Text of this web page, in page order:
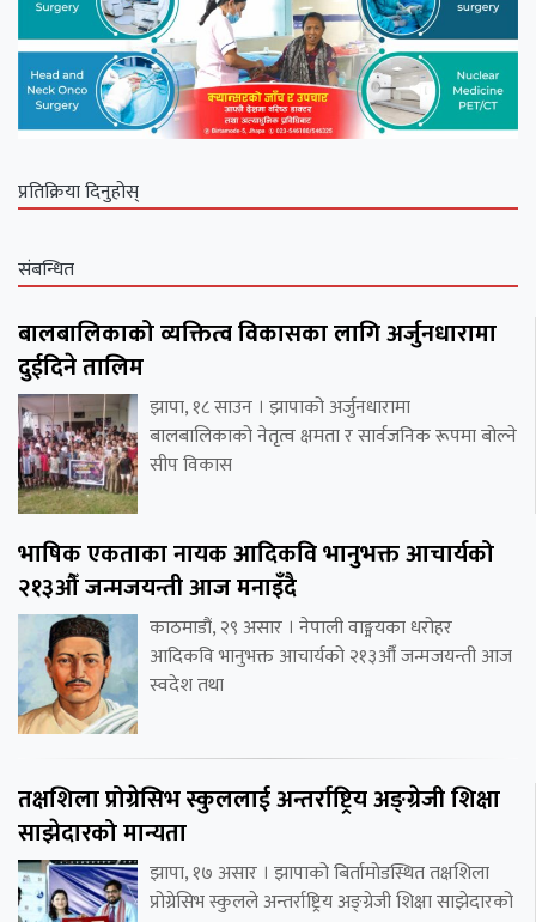
प्रतिक्रिया दिनुहोस्
संबन्धित
बालबालिकाको व्यक्तित्व विकासका लागि अर्जुनधारामा
दुईदिने तालिम
झापा, १८ साउन । झापाको अर्जुनधारामा
बालबालिकाको नेतृत्व क्षमता र सार्वजनिक रूपमा बोल्ने
सीप विकास
भाषिक एकताका नायक आदिकवि भानुभक्त आचार्यको
२१३औँ जन्मजयन्ती आज मनाइँदै
काठमाडौं, २९ असार । नेपाली वाङ्मयका धरोहर
आदिकवि भानुभक्त आचार्यको २१३औँ जन्मजयन्ती आज
स्वदेश तथा
तक्षशिला प्रोग्रेसिभ स्कुललाई अन्तर्राष्ट्रिय अङ्ग्रेजी शिक्षा
साझेदारको मान्यता
झापा, १७ असार । झापाको बिर्तामोडस्थित तक्षशिला
प्रोग्रेसिभ स्कुलले अन्तर्राष्ट्रिय अङ्ग्रेजी शिक्षा साझेदारको